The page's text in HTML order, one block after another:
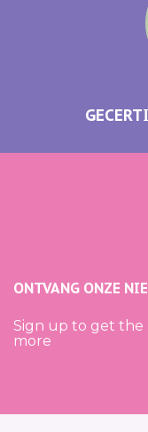
ONTVANG ONZE
Sign up to get the
more